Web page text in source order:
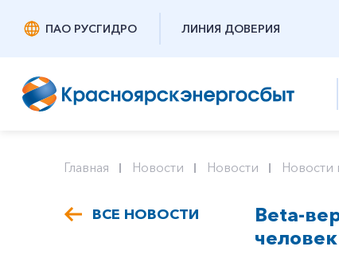
ПАО РУСГИДРО ЛИНИЯ ДОВЕРИЯ
Главная Новости Новости Новости
ВСЕ НОВОСТИ
Beta-
человек